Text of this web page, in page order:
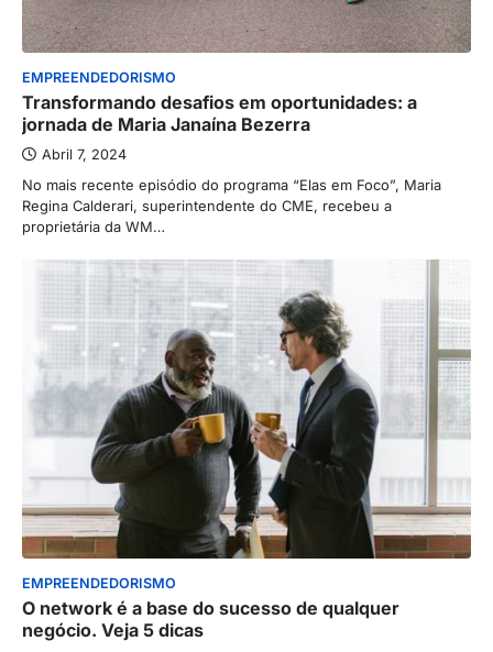
EMPREENDEDORISMO
Transformando desafios em oportunidades: a
jornada de Maria Janaína Bezerra
Abril 7, 2024
No mais recente episódio do programa “Elas em Foco”, Maria
Regina Calderari, superintendente do CME, recebeu a
proprietária da WM…
EMPREENDEDORISMO
O network é a base do sucesso de qualquer
negócio. Veja 5 dicas